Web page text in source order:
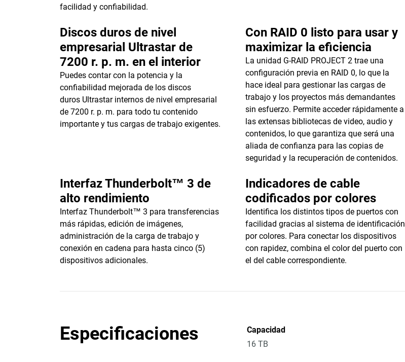
facilidad y confiabilidad.
Discos duros de nivel
empresarial Ultrastar de
7200 r. p. m. en el interior
Puedes contar con la potencia y la
confiabilidad mejorada de los discos
duros Ultrastar internos de nivel empresarial
de 7200 r. p. m. para todo tu contenido
importante y tus cargas de trabajo exigentes.
Con RAID 0 listo para usar y
maximizar la eficiencia
La unidad G-RAID PROJECT 2 trae una
configuración previa en RAID 0, lo que la
hace ideal para gestionar las cargas de
trabajo y los proyectos más demandantes
sin esfuerzo. Permite acceder rápidamente a
las extensas bibliotecas de video, audio y
contenidos, lo que garantiza que será una
aliada de confianza para las copias de
seguridad y la recuperación de contenidos.
Interfaz Thunderbolt™ 3 de
alto rendimiento
Interfaz Thunderbolt™ 3 para transferencias
más rápidas, edición de imágenes,
administración de la carga de trabajo y
conexión en cadena para hasta cinco (5)
dispositivos adicionales.
Indicadores de cable
codificados por colores
Identifica los distintos tipos de puertos con
facilidad gracias al sistema de identificación
por colores. Para conectar los dispositivos
con rapidez, combina el color del puerto con
el del cable correspondiente.
Especificaciones
Capacidad
16 TB